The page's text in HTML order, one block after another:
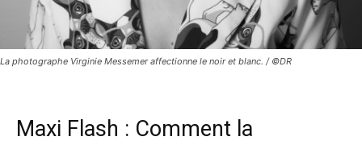
La photographe Virginie Messemer affectionne le noir et blanc. / ©DR
Maxi Flash : Comment la